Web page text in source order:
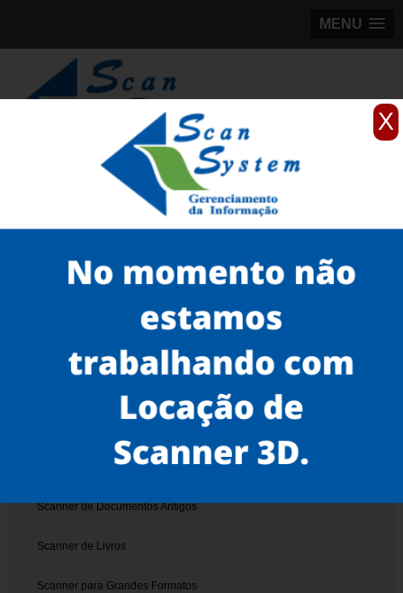
X
MENU
98184-5245
Microfilmagem
microfilmes next scan para scanner Serra da Cantareira
Serviços
Scanner de Documentos
Scanner de Documentos Antigos
Scanner de Livros
Scanner para Grandes Formatos